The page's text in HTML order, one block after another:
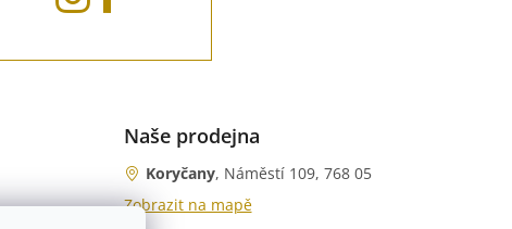
Naše prodejna
Koryčany, Náměstí 109, 768 05
Zobrazit na mapě